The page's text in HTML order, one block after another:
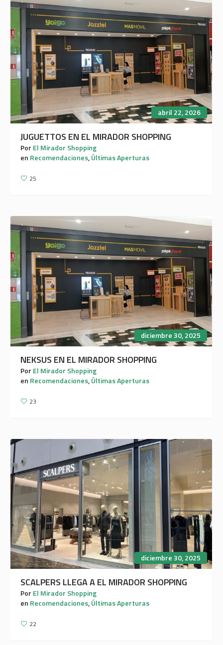
abril 22, 2026
JUGUETTOS EN EL MIRADOR SHOPPING
Por El Mirador Shopping
en Recomendaciones,Últimas Aperturas
25
diciembre 30, 2025
NEKSUS EN EL MIRADOR SHOPPING
Por El Mirador Shopping
en Recomendaciones,Últimas Aperturas
23
diciembre 30, 2025
SCALPERS LLEGA A EL MIRADOR SHOPPING
Por El Mirador Shopping
en Recomendaciones,Últimas Aperturas
22